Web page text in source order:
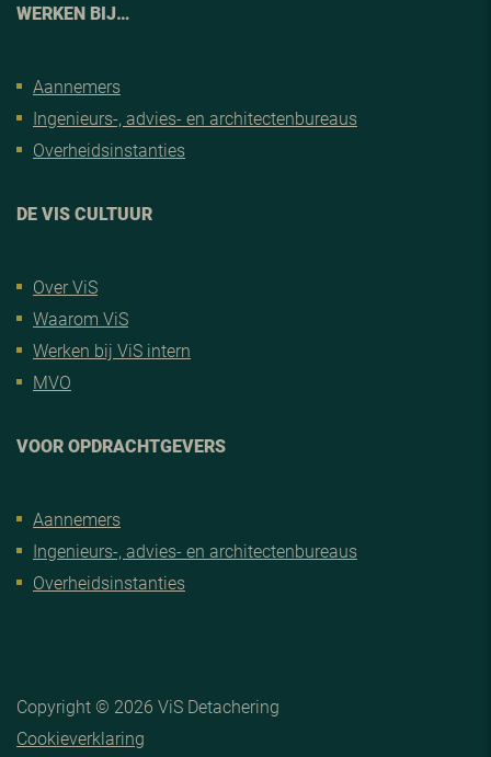
WERKEN BIJ…
Aannemers
Ingenieurs-, advies- en architectenbureaus
Overheidsinstanties
DE VIS CULTUUR
Over ViS
Waarom ViS
Werken bij ViS intern
MVO
VOOR OPDRACHTGEVERS
Aannemers
Ingenieurs-, advies- en architectenbureaus
Overheidsinstanties
Copyright © 2026 ViS Detachering
Cookieverklaring